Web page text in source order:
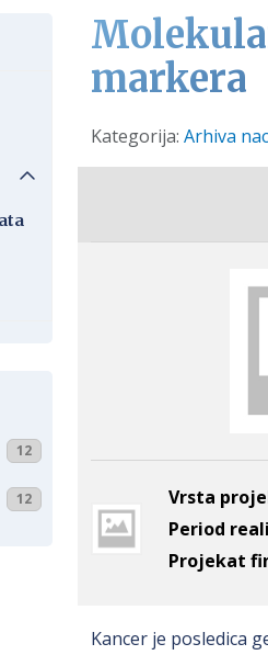
12
12
markera
Detalji
Kategorija: Arhiva
Vrsta
Period
Projekat
Kancer je posledica